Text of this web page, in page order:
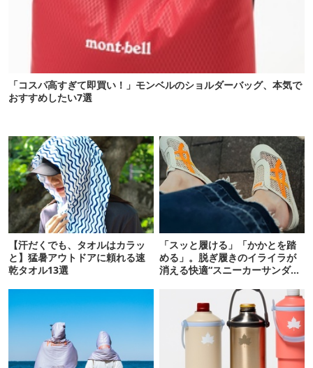
「コスパ高すぎて即買い！」モンベルのショルダーバッグ、本気で
おすすめしたい7選
【汗だくでも、タオルはカラッ
と】猛暑アウトドアに頼れる速
乾タオル13選
「スッと履ける」「かかとを踏
める」。脱ぎ履きのイライラが
消える快適“スニーカーサンダ